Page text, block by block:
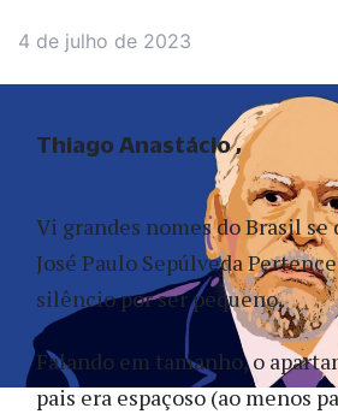
4 de julho de 2023
Vi grandes nomes do Brasil se
José Paulo Sepúlveda
silêncio por ser pequeno.
Falando em tamanho, o
pais era espaçoso (ao menos
Thiago Anastácio